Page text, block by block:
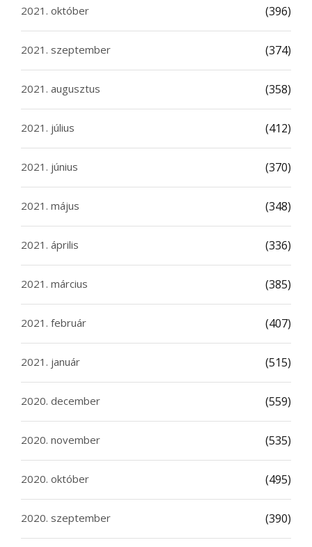
2021. október (396)
2021. szeptember (374)
2021. augusztus (358)
2021. július (412)
2021. június (370)
2021. május (348)
2021. április (336)
2021. március (385)
2021. február (407)
2021. január (515)
2020. december (559)
2020. november (535)
2020. október (495)
2020. szeptember (390)